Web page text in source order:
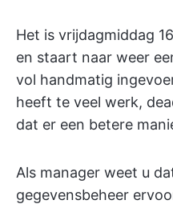
Het is vrijdagmiddag
en staart naar weer
vol handmatig
heeft te veel werk,
dat er een betere
Als manager weet u
gegevensbeheer